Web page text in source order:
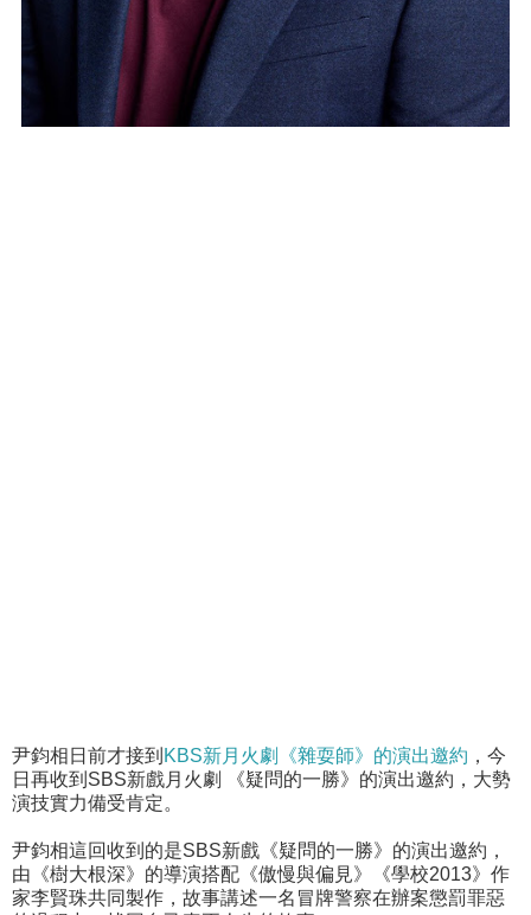
尹鈞相日前才接到 KBS新月火劇《雜耍師》的演出邀約 ，今
日再收到SBS新戲月火劇 《疑問的一勝》的演出邀約，大勢
演技實力備受肯定。
尹鈞相這回收到的是SBS新戲《疑問的一勝》的演出邀約，
由《樹大根深》的導演搭配《傲慢與偏見》《學校2013》作
家李賢珠共同製作，故事講述一名冒牌警察在辦案懲罰罪惡